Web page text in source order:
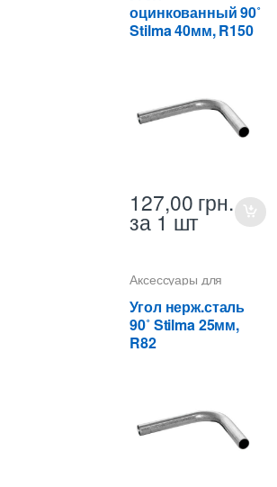
для металлических
труб Stilma
оцинкованный 90˚
Stilma 40мм, R150
127,00 грн.
за 1 шт
Аксессуары для
металлических труб
Углы горизонтальные
для металлических
труб Stilma
Угол нерж.сталь
90˚ Stilma 25мм,
R82